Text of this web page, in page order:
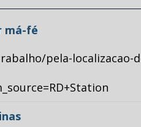
má-fé
pela-localizacao-